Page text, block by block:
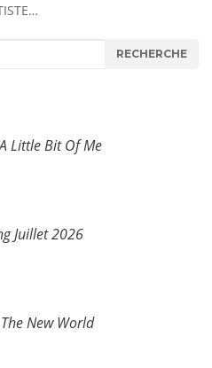
RECHERCHE
Little Bit Of Me
Juillet 2026
New World